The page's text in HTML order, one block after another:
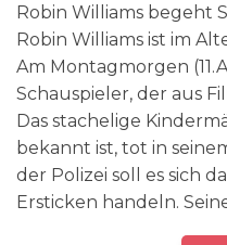
Robin Williams begeht
Robin Williams ist im
Am Montagmorgen
Schauspieler, der aus
Das stachelige
bekannt ist, tot in
der Polizei soll es sich
Ersticken handeln.